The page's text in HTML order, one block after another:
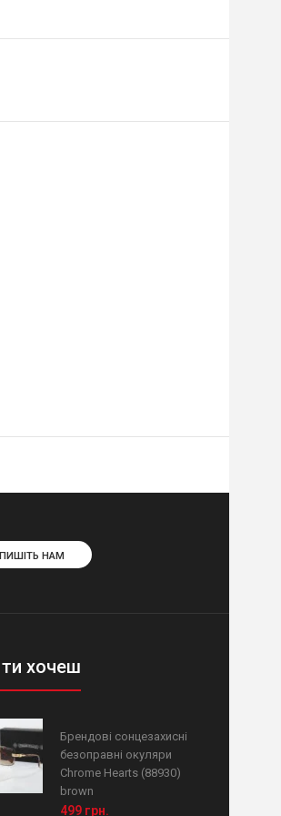
НАМ
хочеш
Брендові сонцезахисні
безоправні окуляри
Chrome Hearts (88930)
brown
499 грн.